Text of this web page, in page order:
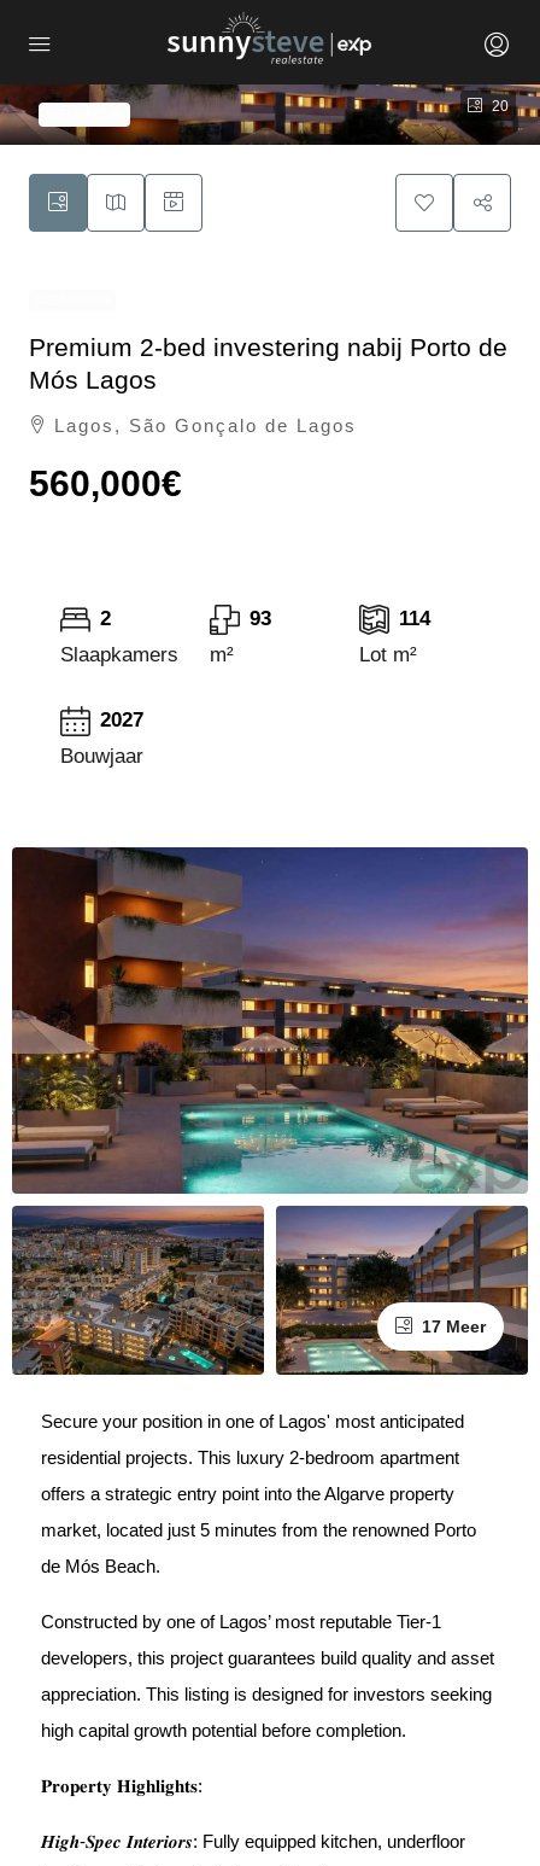
20
Premium 2-bed investering nabij Porto de
Mós Lagos
Lagos, São Gonçalo de Lagos
560,000€
2
Slaapkamers
93
m²
114
Lot m²
2027
Bouwjaar
17 Meer
Secure your position in one of Lagos' most anticipated
residential projects. This luxury 2-bedroom apartment
offers a strategic entry point into the Algarve property
market, located just 5 minutes from the renowned Porto
de Mós Beach.
Constructed by one of Lagos’ most reputable Tier-1
developers, this project guarantees build quality and asset
appreciation. This listing is designed for investors seeking
high capital growth potential before completion.
𝐏𝐫𝐨𝐩𝐞𝐫𝐭𝐲 𝐇𝐢𝐠𝐡𝐥𝐢𝐠𝐡𝐭𝐬:
𝑯𝒊𝒈𝒉-𝑺𝒑𝒆𝒄 𝑰𝒏𝒕𝒆𝒓𝒊𝒐𝒓𝒔: Fully equipped kitchen, underfloor